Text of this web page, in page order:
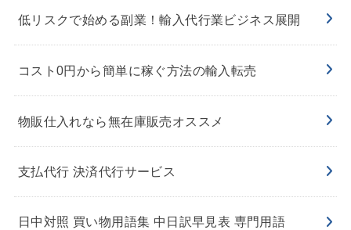
低リスクで始める副業！輸入代行業ビジネス展開
コスト0円から簡単に稼ぐ方法の輸入転売
物販仕入れなら無在庫販売オススメ
支払代行 決済代行サービス
日中対照 買い物用語集 中日訳早見表 専門用語